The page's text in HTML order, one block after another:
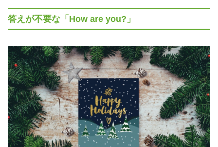
答えが不要な「How are you?」